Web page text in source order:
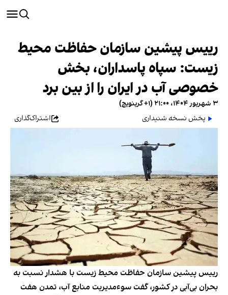
رییس پیشین سازمان حفاظت محیط‌
زیست: سپاه پاسداران، بخش
خصوصی آب در ایران را از بین برد
۳ شهریور ۱۴۰۴، ۲۱:۰۰ (‎+۱ گرینویچ)
پخش نسخه شنیداری
اشتراک‌گذاری
رییس پیشین سازمان حفاظت محیط‌ زیست با هشدار نسبت به
بحران بی‌آبی در کشور، گفت سوءمدیریت منابع آب، تمدن هفت